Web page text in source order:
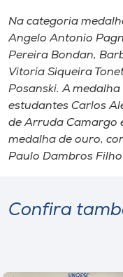
Na categoria
Angelo Antonio
Pereira Bondan,
Vitoria Siqueira
Posanski. A
estudantes Carlos
de Arruda Camargo
medalha de ouro,
Paulo Dambros
Confira